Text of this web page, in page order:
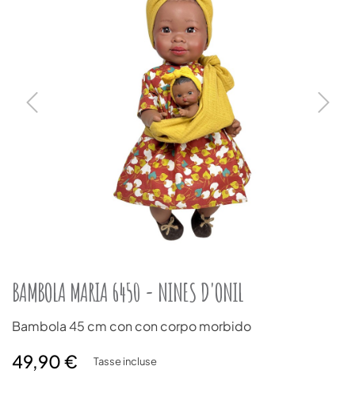
BAMBOLA MARIA 6450 - NINES D'ONIL
Bambola 45 cm con con corpo morbido
49,90 € Tasse incluse